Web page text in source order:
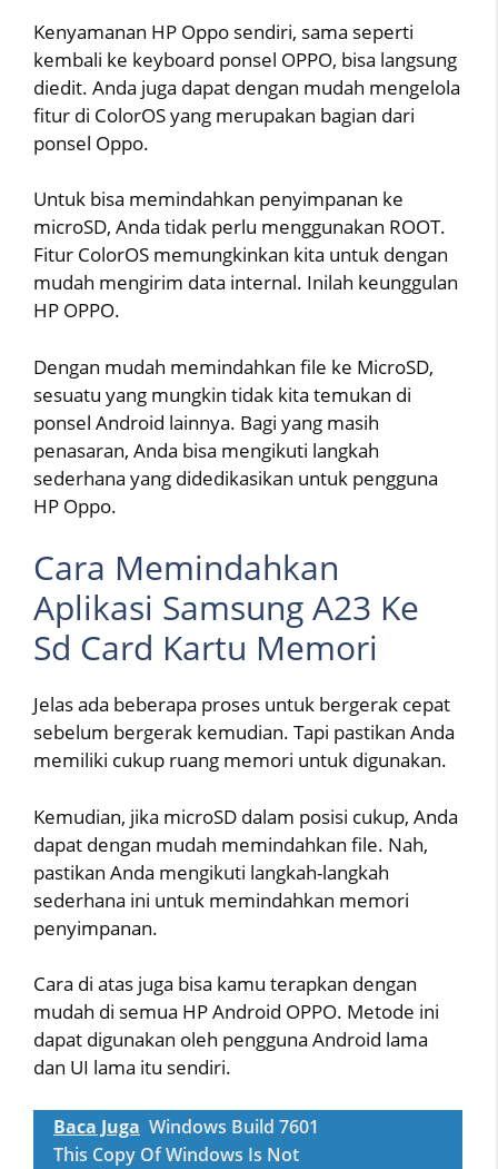
Kenyamanan HP Oppo sendiri, sama seperti
kembali ke keyboard ponsel OPPO, bisa langsung
diedit. Anda juga dapat dengan mudah mengelola
fitur di ColorOS yang merupakan bagian dari
ponsel Oppo.
Untuk bisa memindahkan penyimpanan ke
microSD, Anda tidak perlu menggunakan ROOT.
Fitur ColorOS memungkinkan kita untuk dengan
mudah mengirim data internal. Inilah keunggulan
HP OPPO.
Dengan mudah memindahkan file ke MicroSD,
sesuatu yang mungkin tidak kita temukan di
ponsel Android lainnya. Bagi yang masih
penasaran, Anda bisa mengikuti langkah
sederhana yang didedikasikan untuk pengguna
HP Oppo.
Cara Memindahkan
Aplikasi Samsung A23 Ke
Sd Card Kartu Memori
Jelas ada beberapa proses untuk bergerak cepat
sebelum bergerak kemudian. Tapi pastikan Anda
memiliki cukup ruang memori untuk digunakan.
Kemudian, jika microSD dalam posisi cukup, Anda
dapat dengan mudah memindahkan file. Nah,
pastikan Anda mengikuti langkah-langkah
sederhana ini untuk memindahkan memori
penyimpanan.
Cara di atas juga bisa kamu terapkan dengan
mudah di semua HP Android OPPO. Metode ini
dapat digunakan oleh pengguna Android lama
dan UI lama itu sendiri.
Baca Juga Windows Build 7601
This Copy Of Windows Is Not